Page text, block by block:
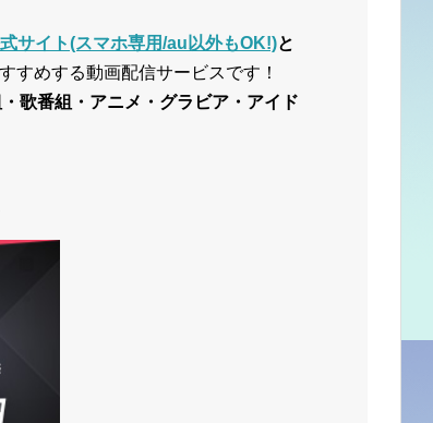
サイト(スマホ専用/au以外もOK!)と
すめする動画配信サービスです！
歌番組・アニメ・グラビア・アイド